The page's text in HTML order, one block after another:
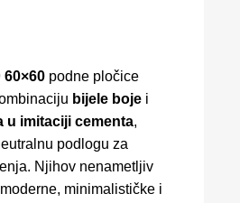
60×60 podne pločice
bijele boje i
u imitaciji cementa,
podlogu za
Njihov nenametljiv
minimalističke i